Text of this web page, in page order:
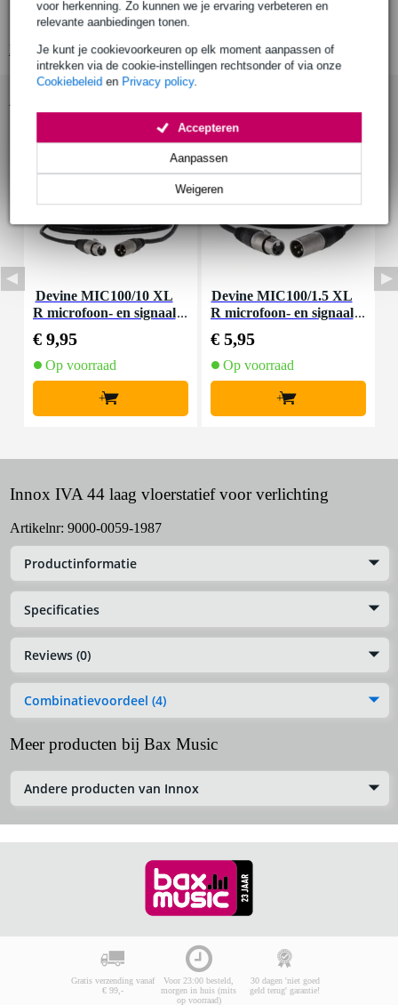
voor herkenning. Zo kunnen we je ervaring verbeteren en
relevante aanbiedingen tonen.
Je kunt je cookievoorkeuren op elk moment aanpassen of
intrekken via de cookie-instellingen rechtsonder of via onze
Cookiebeleid en Privacy policy.
Weigeren
Aanpassen
Accepteren
vloerkruisje
Bekijk alle productspecificaties
Devine MIC100/10 XL
R microfoon- en signaal
€ 9,95
Op voorraad
+
Devine MIC100/1.5 XL
R microfoon- en signaal
€ 5,95
Op voorraad
+
Innox IVA 44 laag vloerstatief voor verlichting
Artikelnr: 9000-0059-1987
Productinformatie
Specificaties
Reviews (0)
Combinatievoordeel (4)
Meer producten bij Bax Music
Andere producten van Innox
Gratis verzending vanaf
€ 99,-
Voor 23:00 besteld,
morgen in huis (mits
op voorraad)
30 dagen 'niet goed
geld terug' garantie!